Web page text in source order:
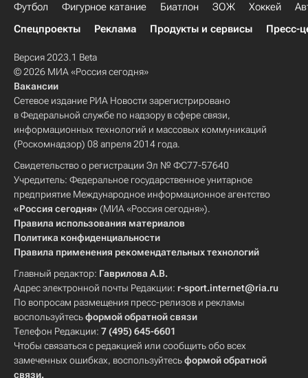
Футбол Фигурное катание Биатлон ЗОЖ Хоккей
Спецпроекты
Реклама Продукты и сервисы Пресс-
Версия 2023.1 Beta
© 2026 МИА «Россия сегодня»
Вакансии
Сетевое издание РИА Новости зарегистрировано
в Федеральной службе по надзору в сфере связи,
информационных технологий и массовых коммуникаций
(Роскомнадзор) 08 апреля 2014 года.
Свидетельство о регистрации Эл № ФС77-57640
Учредитель: Федеральное государственное унитарное
предприятие Международное информационное агентство
«Россия сегодня» (МИА «Россия сегодня»).
Правила использования материалов
Политика конфиденциальности
Правила применения рекомендательных технологий
Главный редактор: Гаврилова А.В.
Адрес электронной почты Редакции: r-sport.internet@ria.ru
По вопросам размещения пресс-релизов и рекламы
воспользуйтесьформой обратной связи
Телефон Редакции: 7 (495) 645-6601
Чтобы связаться с редакцией или сообщить обо всех
замеченных ошибках, воспользуйтесьформой обратной
связи.